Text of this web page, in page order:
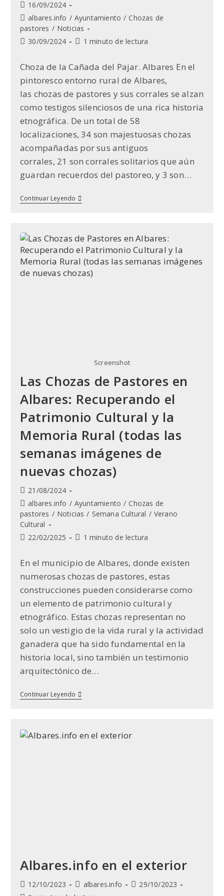
Publicación
de
la
entrada:
16/09/2024
Categoría
de
la
albares.info / Ayuntamiento / Chozas de
pastores / Noticias
Última
de
la
entrada:
30/09/2024
Tiempo
lectura:
1 minuto de lectura
Choza de la Cañada del Pajar. Albares En el
pintoresco entorno rural de Albares,
las chozas de pastores y sus corrales se alzan
como testigos silenciosos de una rica historia
etnográfica. De un total de 58
localizaciones, 34 son majestuosas chozas
acompañadas por sus antiguos
corrales, 21 son corrales solitarios que aún
guardan recuerdos del pastoreo, y 3 son…
Continuar Leyendo Chozas
Y
En
Albares:
58
Localizaciones
De
Inmenso
Screenshot
Las Chozas de Pastores en
Albares: Recuperando el
Patrimonio Cultural y la
Memoria Rural (todas las
semanas imágenes de
nuevas chozas)
Publicación
de
la
entrada:
21/08/2024
Categoría
de
la
entrada:
albares.info / Ayuntamiento / Chozas de
pastores / Noticias / Semana Cultural / Verano
Cultural
Última
de
la
entrada:
22/02/2025
Tiempo
lectura:
1 minuto de lectura
En el municipio de Albares, donde existen
numerosas chozas de pastores, estas
construcciones pueden considerarse como
un elemento de patrimonio cultural y
etnográfico. Estas chozas representan no
solo un vestigio de la vida rural y la actividad
ganadera que ha sido fundamental en la
historia local, sino también un testimonio
arquitectónico de…
Continuar Leyendo Las
Chozas
Albares:
Albares.info en el exterior
Publicación
12/10/2023
Categoría
albares.info
Última
29/10/2023